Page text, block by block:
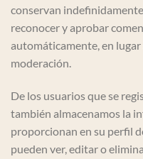
conservan
reconocer y aprobar
automáticamente, en
moderación.
De los usuarios que se
también almacenamos la
proporcionan en su perfil
pueden ver, editar o